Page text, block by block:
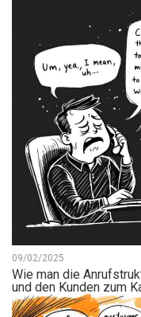
09/02/2025
Wie man die
und den Kunden zum